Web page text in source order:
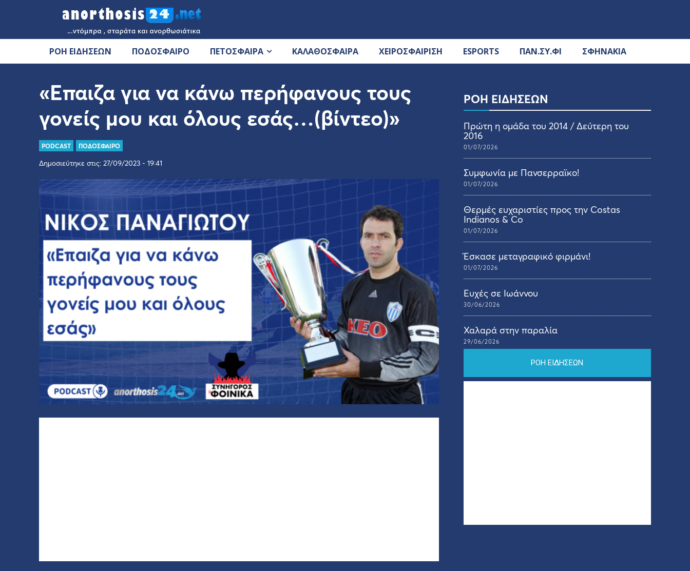
ΡΟΗ ΕΙΔΗΣΕΩΝ ΠΟΔΟΣΦΑΙΡΟ ΠΕΤΟΣΦΑΙΡΑ ΚΑΛΑΘΟΣΦΑΙΡΑ ΧΕΙΡΟΣΦΑΙΡΙΣΗ ESPORTS ΠΑΝ.ΣΥ.ΦΙ ΣΦΗΝΑΚΙΑ
«Επαιζα για να κάνω περήφανους τους
γονείς μου και όλους εσάς…(βίντεο)»
PODCAST ΠΟΔΟΣΦΑΙΡΟ
Δημοσιεύτηκε στις: 27/09/2023 - 19:41
ΡΟΗ ΕΙΔΗΣΕΩΝ
Πρώτη η ομάδα του 2014 / Δεύτερη του
2016
01/07/2026
Συμφωνία με Πανσερραϊκο!
01/07/2026
Θερμές ευχαριστίες προς την Costas
Indianos & Co
01/07/2026
Έσκασε μεταγραφικό φιρμάνι!
01/07/2026
Ευχές σε Ιωάννου
30/06/2026
Χαλαρά στην παραλία
29/06/2026
ΡΟΗ ΕΙΔΗΣΕΩΝ